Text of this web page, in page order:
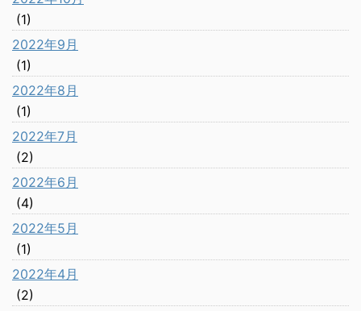
(1)
2022年9月
(1)
2022年8月
(1)
2022年7月
(2)
2022年6月
(4)
2022年5月
(1)
2022年4月
(2)